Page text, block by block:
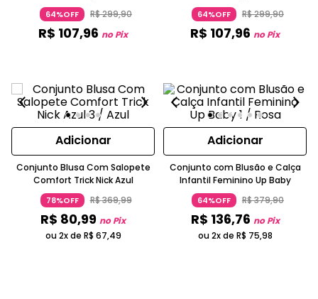
Masculino Up Baby
64%OFF R$299,90
R$ 107,96 no Pix
Masculino Up Baby
64%OFF R$299,90
R$ 107,96 no Pix
Adicionar
Conjunto Blusa Com Salopete
Comfort Trick Nick Azul
78%OFF R$369,99
R$ 80,99 no Pix
ou 2x de R$ 67,49
Adicionar
Conjunto com Blusão e Calça
Infantil Feminino Up Baby
64%OFF R$379,90
R$ 136,76 no Pix
ou 2x de R$ 75,98